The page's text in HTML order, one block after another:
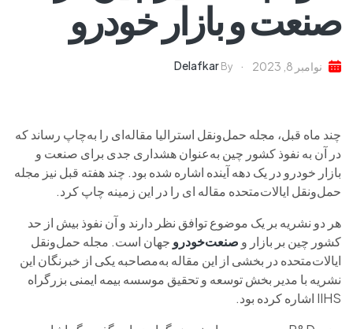
صنعت و بازار خودرو
نوامبر 8, 2023 By
Delafkar
چند ماه قبل، مجله حمل‌ونقل استرالیا مقاله‌ای را به‌چاپ رساند که
در آن به نفوذ کشور چین به‌عنوان هشداری جدی برای صنعت و
بازار خودرو در یک دهه آینده اشاره شده بود. چند هفته قبل نیز مجله
حمل‌ونقل ایالات‌متحده مقاله‌ ای را در این زمینه چاپ کرد.
هر دو نشریه بر یک موضوع توافق نظر دارند و آن نفوذ بیش از حد
کشور چین بر بازار و صنعت‌خودرو جهان است. مجله حمل‌ونقل
ایالات‌متحده در بخشی از این مقاله به‌مصاحبه‌ یکی از خبرنگان این
نشریه با مدیر بخش توسعه و تحقیق موسسه بیمه ایمنی بزرگراه
IIHS اشاره کرده بود.